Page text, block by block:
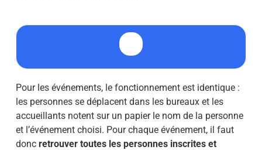
Pour les événements, le fonctionnement est identique :
les personnes se déplacent dans les bureaux et les
accueillants notent sur un papier le nom de la personne
et l’événement choisi. Pour chaque événement, il faut
donc retrouver toutes les personnes inscrites et